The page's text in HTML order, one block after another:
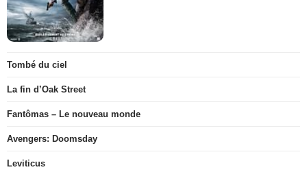
Tombé du ciel
La fin d’Oak Street
Fantômas – Le nouveau monde
Avengers: Doomsday
Leviticus